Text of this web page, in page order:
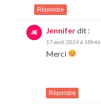
Répondre
Jenniferdit :
17 août 2024 à 18h46
Merci
Répondre